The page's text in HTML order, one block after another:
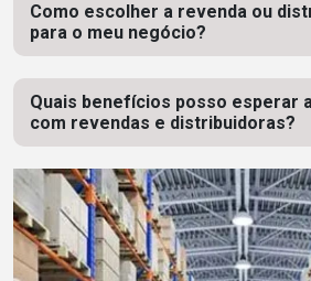
Como escolher a revenda ou
para o meu negócio?
Quais benefícios posso esperar
com revendas e distribuidoras?